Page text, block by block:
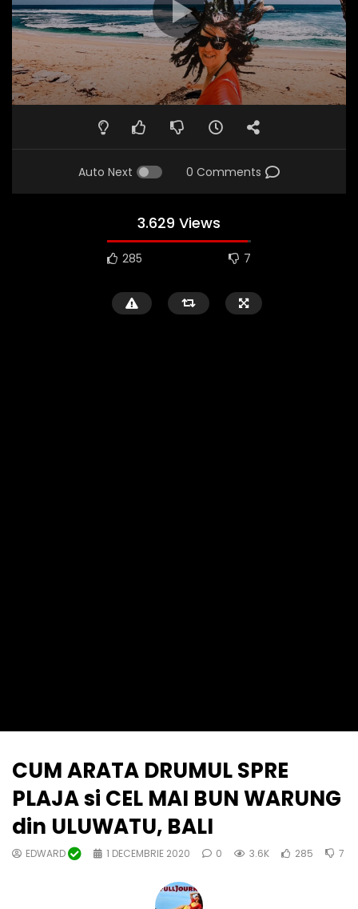
Auto Next 0 Comments
3.629 Views
285 7
CUM ARATA DRUMUL SPRE
PLAJA si CEL MAI BUN WARUNG
din ULUWATU, BALI
EDWARD 1 DECEMBRIE 2020 0 3.6K 285 7